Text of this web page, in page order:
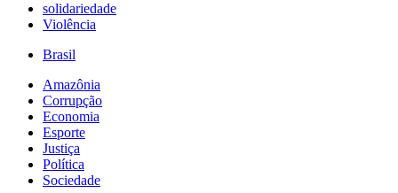
solidariedade
Violência
Brasil
Amazônia
Corrupção
Economia
Esporte
Justiça
Política
Sociedade